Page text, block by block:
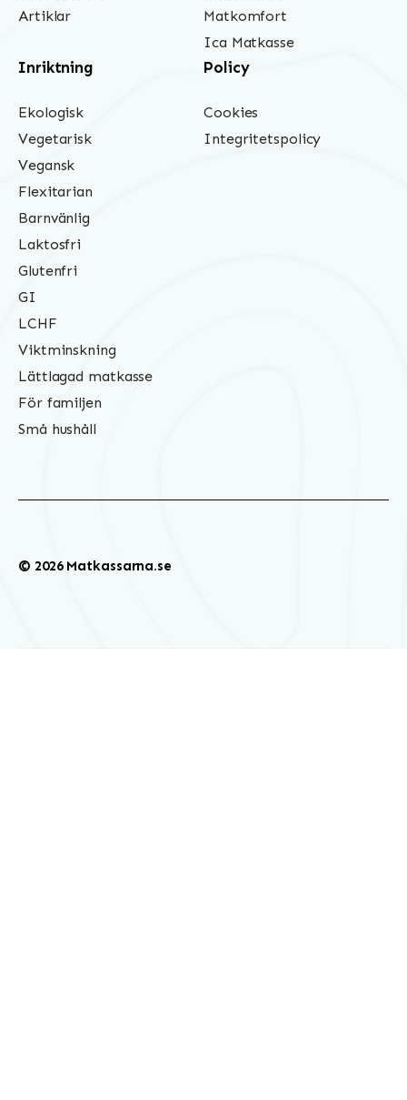
Artiklar
Matkomfort
Ica Matkasse
Inriktning
Ekologisk
Vegetarisk
Vegansk
Flexitarian
Barnvänlig
Laktosfri
Glutenfri
GI
LCHF
Viktminskning
Lättlagad matkasse
För familjen
Små hushåll
Policy
Cookies
Integritetspolicy
© 2026 Matkassarna.se